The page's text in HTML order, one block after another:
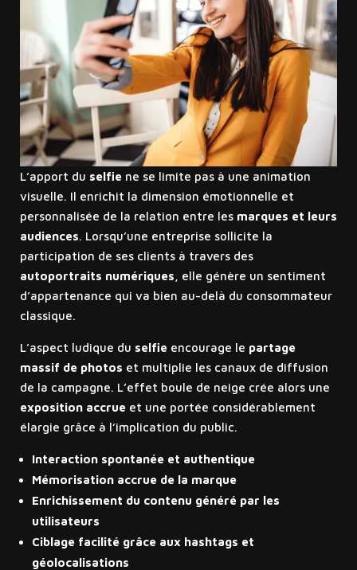
L’apport du selfiene se limite pas à une animation
visuelle. Il enrichit la dimension émotionnelle et
personnalisée de la relation entre les marques et leurs
audiences. Lorsqu’une entreprise sollicite la
participation de ses clients à travers des
autoportraits numériques , elle génère un sentiment
d’appartenance qui va bien au-delà du consommateur
classique.
L’aspect ludique du selfieencourage le partage
massif de photos et multiplie les canaux de diffusion
de la campagne. L’effet boule de neige crée alors une
exposition accrueet une portée considérablement
élargie grâce à l’implication du public.
Interaction spontanée et authentique
Mémorisation accrue de la marque
Enrichissement du contenu généré par les
utilisateurs
Ciblage facilité grâce aux hashtags et
géolocalisations